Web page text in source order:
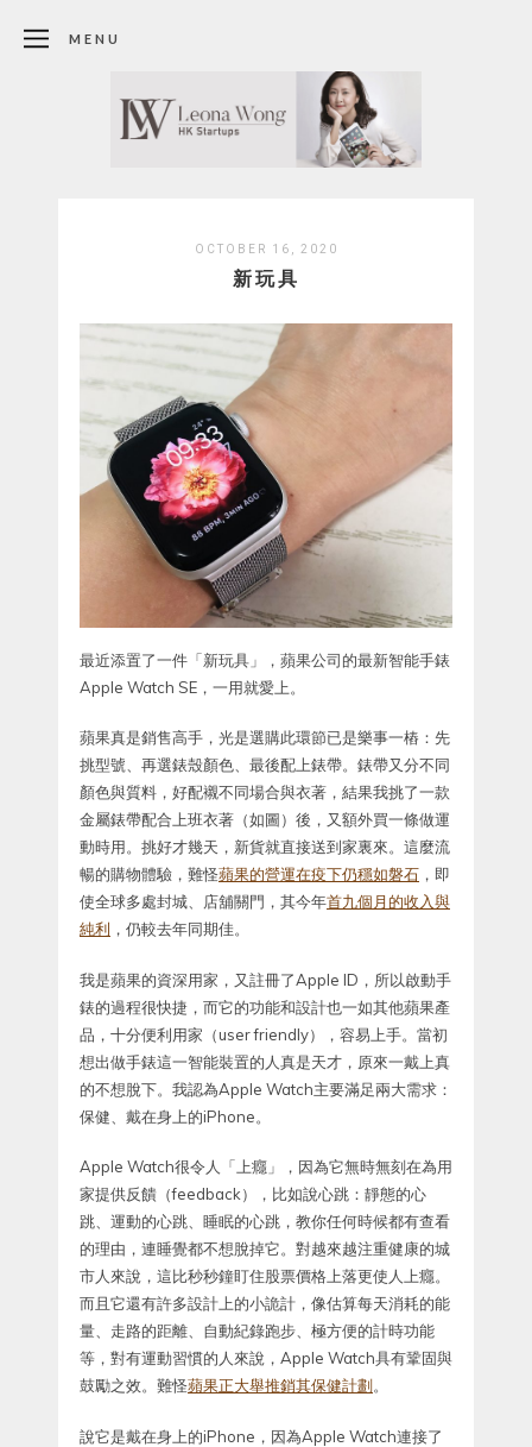
MENU
OCTOBER 16, 2020
新玩具
最近添置了一件「新玩具」，蘋果公司的最新智能手錶
Apple Watch SE，一用就愛上。
蘋果真是銷售高手，光是選購此環節已是樂事一樁：先
挑型號、再選錶殼顏色、最後配上錶帶。錶帶又分不同
顏色與質料，好配襯不同場合與衣著，結果我挑了一款
金屬錶帶配合上班衣著（如圖）後，又額外買一條做運
動時用。挑好才幾天，新貨就直接送到家裏來。這麼流
暢的購物體驗，難怪蘋果的營運在疫下仍穩如磐石 ，即
使全球多處封城、店舖關門，其今年首九個月的收入與
純利 ，仍較去年同期佳。
我是蘋果的資深用家，又註冊了Apple ID，所以啟動手
錶的過程很快捷，而它的功能和設計也一如其他蘋果產
品，十分便利用家（user friendly），容易上手。當初
想出做手錶這一智能裝置的人真是天才，原來一戴上真
的不想脫下。我認為Apple Watch主要滿足兩大需求：
保健、戴在身上的iPhone。
Apple Watch很令人「上癮」，因為它無時無刻在為用
家提供反饋（feedback），比如說心跳：靜態的心
跳、運動的心跳、睡眠的心跳，教你任何時候都有查看
的理由，連睡覺都不想脫掉它。對越來越注重健康的城
市人來說，這比秒秒鐘盯住股票價格上落更使人上癮。
而且它還有許多設計上的小詭計，像估算每天消耗的能
量、走路的距離、自動紀錄跑步、極方便的計時功能
等，對有運動習慣的人來說，Apple Watch具有鞏固與
鼓勵之效。難怪蘋果正大舉推銷其保健計劃。
說它是戴在身上的iPhone，因為Apple Watch連接了